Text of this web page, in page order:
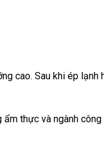
cao. Sau khi ép lạnh
thực và ngành công